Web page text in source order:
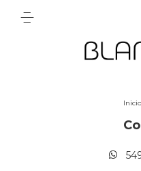
Inicio